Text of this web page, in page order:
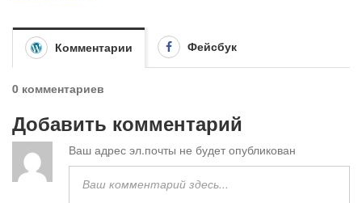
Комментарии Фейсбук
0 комментариев
Добавить комментарий
Ваш адрес эл.почты не будет опубликован